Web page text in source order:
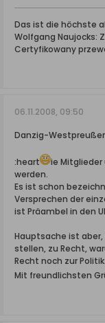
Das ist die höchste
Wolfgang Naujocks:
Certyfikowany
06.11.2008, 09:50
Danzig-
:heart
ie
werden.
Es ist schon
Versprechen der
ist Präambel in den
Hauptsache ist
stellen, zu Recht,
Recht noch zur
Mit freundlichsten